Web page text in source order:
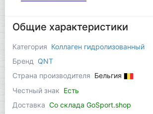
Общие характеристики
Категория Коллаген гидролизованный
Бренд
QNT
Страна производителя Бельгия
Честный знак Есть
Доставка Со склада GoSport.shop